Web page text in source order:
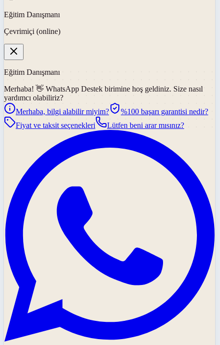
Eğitim Danışmanı
Çevrimiçi (online)
Eğitim Danışmanı
Merhaba! 👋 WhatsApp Destek birimine hoş geldiniz. Size nasıl
yardımcı olabiliriz?
Merhaba, bilgi alabilir miyim?
%100 başarı garantisi nedir?
Fiyat ve taksit seçenekleri
Lütfen beni arar mısınız?